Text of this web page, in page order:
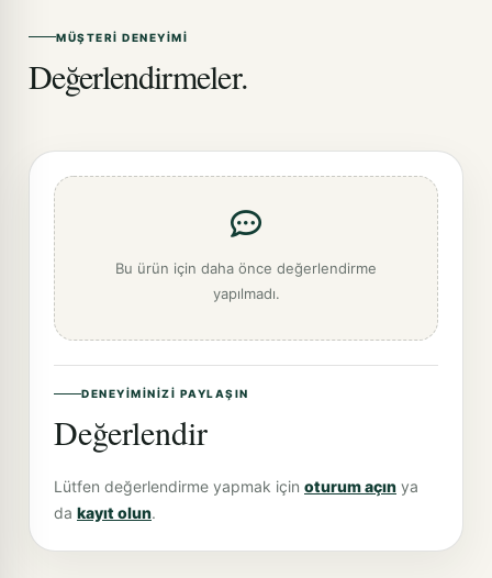
MÜŞTERI DENEYIMI
Değerlendirmeler.
Bu ürün için daha önce değerlendirme
yapılmadı.
DENEYIMINIZI PAYLAŞIN
Değerlendir
Lütfen değerlendirme yapmak için oturum açın ya
da kayıt olun.